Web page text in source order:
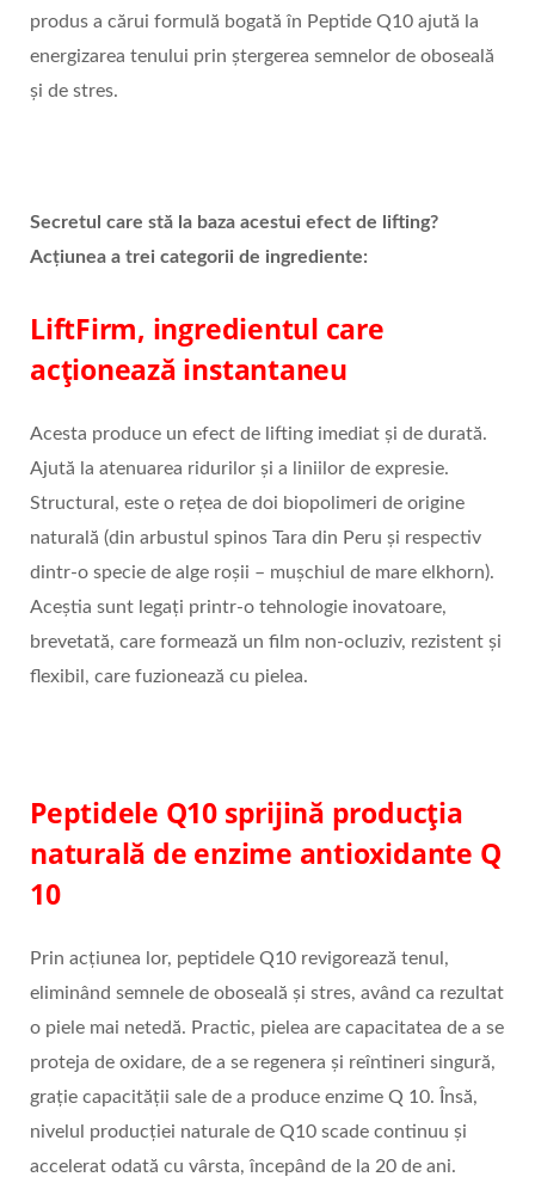
produs a cărui formulă bogată în Peptide Q10 ajută la
energizarea tenului prin ștergerea semnelor de oboseală
și de stres.
Secretul care stă la baza acestui efect de lifting?
Acțiunea a trei categorii de ingrediente:
LiftFirm, ingredientul care
acționează instantaneu
Acesta produce un efect de lifting imediat și de durată.
Ajută la atenuarea ridurilor și a liniilor de expresie.
Structural, este o rețea de doi biopolimeri de origine
naturală (din arbustul spinos Tara din Peru și respectiv
dintr-o specie de alge roșii – mușchiul de mare elkhorn).
Aceștia sunt legați printr-o tehnologie inovatoare,
brevetată, care formează un film non-ocluziv, rezistent și
flexibil, care fuzionează cu pielea.
Peptidele Q10 sprijină producția
naturală de enzime antioxidante Q
10
Prin acțiunea lor, peptidele Q10 revigorează tenul,
eliminând semnele de oboseală și stres, având ca rezultat
o piele mai netedă. Practic, pielea are capacitatea de a se
proteja de oxidare, de a se regenera și reîntineri singură,
grație capacității sale de a produce enzime Q 10. Însă,
nivelul producției naturale de Q10 scade continuu și
accelerat odată cu vârsta, începând de la 20 de ani.